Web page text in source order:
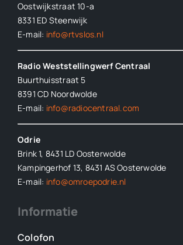
Oostwijkstraat 10-a
8331 ED Steenwijk
E-mail: info@rtvslos.nl
Radio Weststellingwerf Centraal
Buurthuisstraat 5
8391 CD Noordwolde
E-mail: info@radiocentraal.com
Odrie
Brink 1, 8431 LD Oosterwolde
Kampingerhof 13, 8431 AS Oosterwolde
E-mail: info@omroepodrie.nl
Informatie
Colofon